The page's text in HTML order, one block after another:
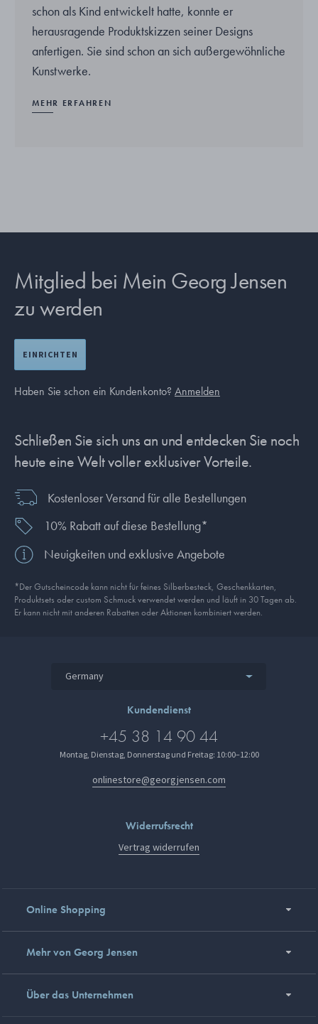
schon als Kind entwickelt hatte, konnte er
herausragende Produktskizzen seiner Designs
anfertigen. Sie sind schon an sich außergewöhnliche
Kunstwerke.
MEHR ERFAHREN
Mitglied bei Mein Georg Jensen
zu werden
EINRICHTEN
Haben Sie schon ein Kundenkonto? Anmelden
Schließen Sie sich uns an und entdecken Sie noch
heute eine Welt voller exklusiver Vorteile.
Kostenloser Versand für alle Bestellungen
10% Rabatt auf diese Bestellung*
Neuigkeiten und exklusive Angebote
*Der Gutscheincode kann nicht für feines Silberbesteck, Geschenkkarten,
Produkt­sets oder custom Schmuck verwendet werden und läuft in 30 Tagen ab.
Er kann nicht mit anderen Rabatten oder Aktionen kombiniert werden.
Germany
Kundendienst
+45 38 14 90 44
Montag, Dienstag, Donnerstag und Freitag: 10:00–12:00
onlinestore@georgjensen.com
Widerrufsrecht
Vertrag widerrufen
Online Shopping
Mehr von Georg Jensen
Über das Unternehmen